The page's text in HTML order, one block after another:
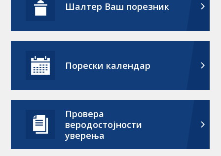
Шалтер Ваш порезник
Порески календар
Провера
веродостојности
уверења